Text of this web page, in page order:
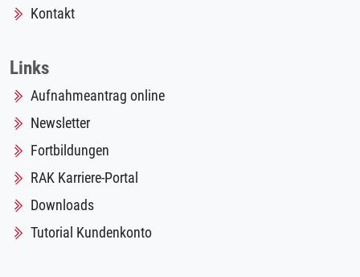
Kontakt
Links
Aufnahmeantrag online
Newsletter
Fortbildungen
RAK Karriere-Portal
Downloads
Tutorial Kundenkonto